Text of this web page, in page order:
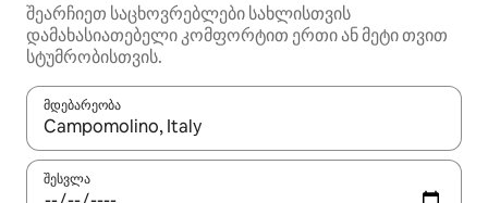
შეარჩიეთ საცხოვრებლები სახლისთვის
დამახასიათებელი კომფორტით ერთი ან მეტი თვით
სტუმრობისთვის.
მდებარეობა
როცა შედეგები ხელმისაწვდომი გახდება, ნავიგაციისთვის
შესვლა